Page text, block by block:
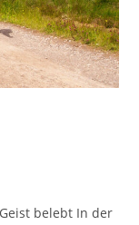
belebt In der